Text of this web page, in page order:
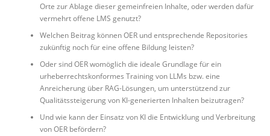
Orte zur Ablage dieser gemeinfreien Inhalte, oder werden dafür
vermehrt offene LMS genutzt?
Welchen Beitrag können OER und entsprechende Repositories
zukünftig noch für eine offene Bildung leisten?
Oder sind OER womöglich die ideale Grundlage für ein
urheberrechtskonformes Training von LLMs bzw. eine
Anreicherung über RAG-Lösungen, um unterstützend zur
Qualitätssteigerung von KI-generierten Inhalten beizutragen?
Und wie kann der Einsatz von KI die Entwicklung und Verbreitung
von OER befördern?